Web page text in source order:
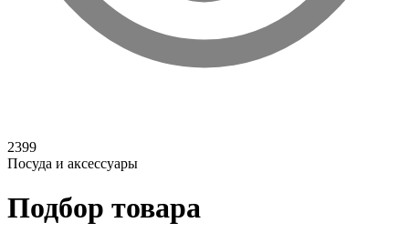
2399
Посуда и аксессуары
Подбор товара